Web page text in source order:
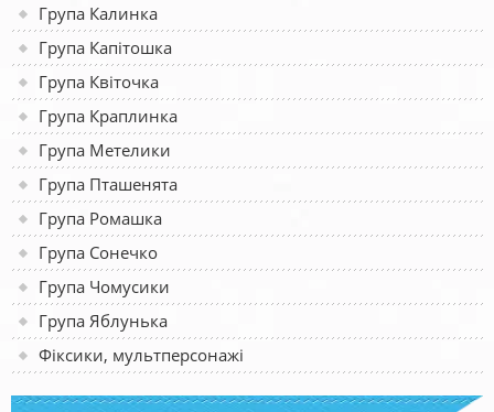
Група Калинка
Група Капітошка
Група Квіточка
Група Краплинка
Група Метелики
Група Пташенята
Група Ромашка
Група Сонечко
Група Чомусики
Група Яблунька
Фіксики, мультперсонажі